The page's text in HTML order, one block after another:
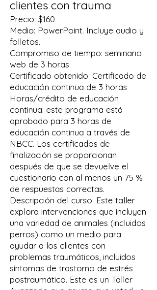
clientes con trauma
Precio: $160
Medio: PowerPoint. Incluye audio y
folletos.
Compromiso de tiempo: seminario
web de 3 horas
Certificado obtenido: Certificado de
educación continua de 3 horas
Horas/crédito de educación
continua: este programa está
aprobado para 3 horas de
educación continua a través de
NBCC. Los certificados de
finalización se proporcionan
después de que se devuelve el
cuestionario con al menos un 75 %
de respuestas correctas.
Descripción del curso: Este taller
explora intervenciones que incluyen
una variedad de animales (incluidos
perros) como un medio para
ayudar a los clientes con
problemas traumáticos, incluidos
síntomas de trastorno de estrés
postraumático. Este es un Taller